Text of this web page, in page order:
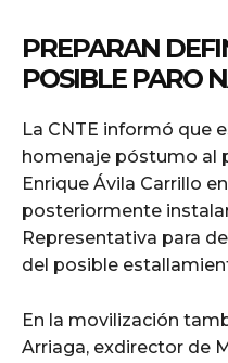
PREPARAN
POSIBLE PARO
La CNTE informó que
homenaje póstumo al
Enrique Ávila Carrillo
posteriormente
Representativa para
del posible
En la movilización
Arriaga, exdirector de